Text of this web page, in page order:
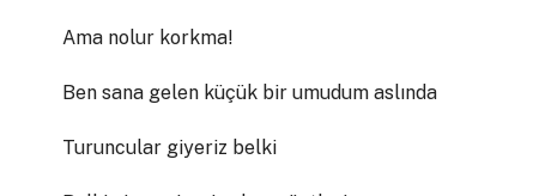
Ama nolur korkma!
Ben sana gelen küçük bir umudum aslında
Turuncular giyeriz belki